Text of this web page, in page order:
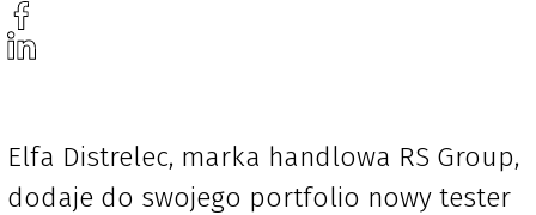
Elfa Distrelec, marka handlowa RS Group,
dodaje do swojego portfolio nowy tester